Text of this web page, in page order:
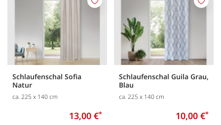
Schlaufenschal Sofia
Natur
ca. 225 x 140 cm
13,00 €*
Merken
Schlaufenschal Guila Grau,
Blau
ca. 225 x 140 cm
10,00 €*